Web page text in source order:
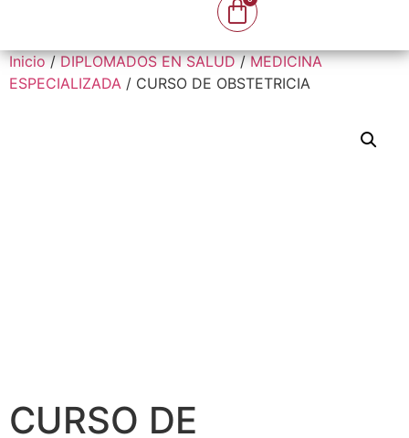
Inicio/DIPLOMADOS EN SALUD/MEDICINA
ESPECIALIZADA / CURSO DE OBSTETRICIA
CURSO DE